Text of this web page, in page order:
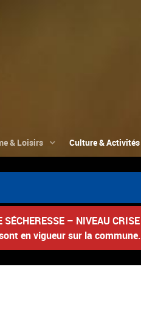
& Loisirs Culture & Activités
SÉCHERESSE – NIVEAU CRISE
en vigueur sur la commune.